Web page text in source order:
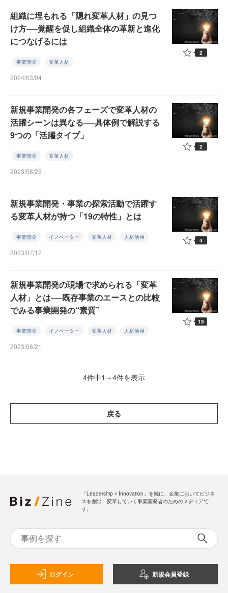
組織に埋もれる「隠れ変革人材」の見つ
け方──覚醒を促し組織全体の革新と進化
につなげるには
事業開発 変革人材
2024/03/04
2
新規事業開発の各フェーズで変革人材の
活躍シーンは異なる──具体例で解説する
9つの「活躍タイプ」
事業開発 変革人材
2023/08/25
2
新規事業開発・事業の探索活動で活躍す
る変革人材が持つ「19の特性」とは
事業開発 イノベーター 変革人材 人材活用
2023/07/12
4
新規事業開発の現場で求められる「変革
人材」とは──既存事業のエースとの比較
でみる事業開発の“素質”
事業開発 イノベーター 変革人材 人材活用
2023/06/21
15
4件中1～4件を表示
戻る
「Leadership ☓ Innovation」を軸に、企業においてビジネ
スを創出、変革していく事業開発者のためのメディアで
す。
ログイン 新規会員登録